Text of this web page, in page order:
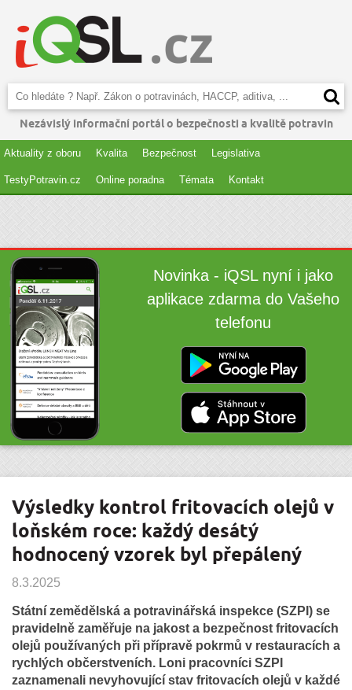
Nezávislý informační portál o bezpečnosti a kvalitě potravin
Aktuality z oboru Kvalita Bezpečnost Legislativa
TestyPotravin.cz Online poradna Témata Kontakt
Novinka - iQSL nyní i jako
aplikace zdarma do Vašeho
telefonu
Výsledky kontrol fritovacích olejů v
loňském roce: každý desátý
hodnocený vzorek byl přepálený
8.3.2025
Státní zemědělská a potravinářská inspekce (SZPI) se
pravidelně zaměřuje na jakost a bezpečnost fritovacích
olejů používaných při přípravě pokrmů v restauracích a
rychlých občerstveních. Loni pracovníci SZPI
zaznamenali nevyhovující stav fritovacích olejů v každé